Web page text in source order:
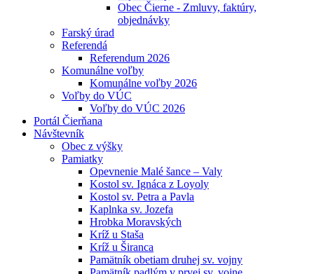
Obec Čierne - Zmluvy, faktúry,
objednávky
Farský úrad
Referendá
Referendum 2026
Komunálne voľby
Komunálne voľby 2026
Voľby do VÚC
Voľby do VÚC 2026
Portál Čierňana
Návštevník
Obec z výšky
Pamiatky
Opevnenie Malé šance – Valy
Kostol sv. Ignáca z Loyoly
Kostol sv. Petra a Pavla
Kaplnka sv. Jozefa
Hrobka Moravských
Kríž u Staša
Kríž u Širanca
Pamätník obetiam druhej sv. vojny